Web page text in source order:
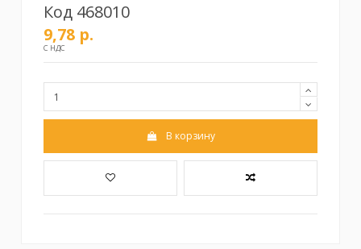
Код 468010
9,78 р.
С НДС
В корзину